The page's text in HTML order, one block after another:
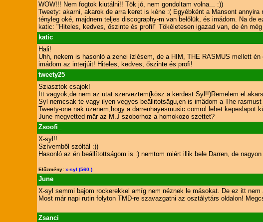
WOW!!! Nem fogtok kiutálni!! Tök jó, nem gondoltam volna... :))
Tweety: akarni, akarok de arra keret is kéne :( Egyébként a Mansont
tényleg oké, majdnem teljes discography-m van belőlük, és imádom. Na de
katic: "Hiteles, kedves, őszinte és profi!" Tökéletesen igazad van, de én
katic
Hali!
Uhh, nekem is hasonló a zenei ízlésem, de a HIM, THE RASMUS mellett
imádom az interjúit! Hiteles, kedves, őszinte és profi!
tweety25
Sziasztok csajok!
Itt vagyok,de nem az utat szerveztem(kösz a kerdest Syl!!)Remelem el
Syl nemcsak te vagy ilyen vegyes beällitotsägu,en is imädom a The
Tweety-one.nak üzenem,hogy a darrenhayesmusic.comrol lehet kepeslapot
June megvetted mär az M.J szoborhoz a homokozo szettet?
Zsoofi_
X-syl!!
Szívemből szóltál :))
Hasonló az én beállítottságom is :) nemtom miért illik bele Darren, de
Előzmény: x-syl (560.)
June
X-syl semmi bajom rockerekkel amíg nem néznek le másokat. De ez itt
Most már napi rutin folyton TMD-re szavazgatni az osztálytárs oldalon!
Zsanci